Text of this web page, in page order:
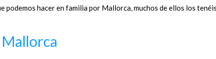
podemos hacer en familia por Mallorca, muchos de ellos los